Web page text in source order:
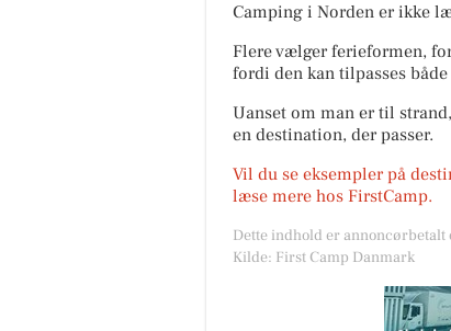
Camping i Norden er ikke
Flere vælger ferieformen,
fordi den kan tilpasses
Uanset om man er til
en destination, der passer.
Vil du se eksempler på
læse mere hos FirstCamp.
Dette indhold er
Kilde: First Camp Danmark